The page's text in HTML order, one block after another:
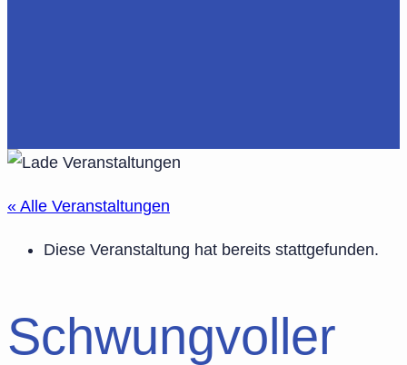
« Alle Veranstaltungen
Diese Veranstaltung hat bereits stattgefunden.
Schwungvoller